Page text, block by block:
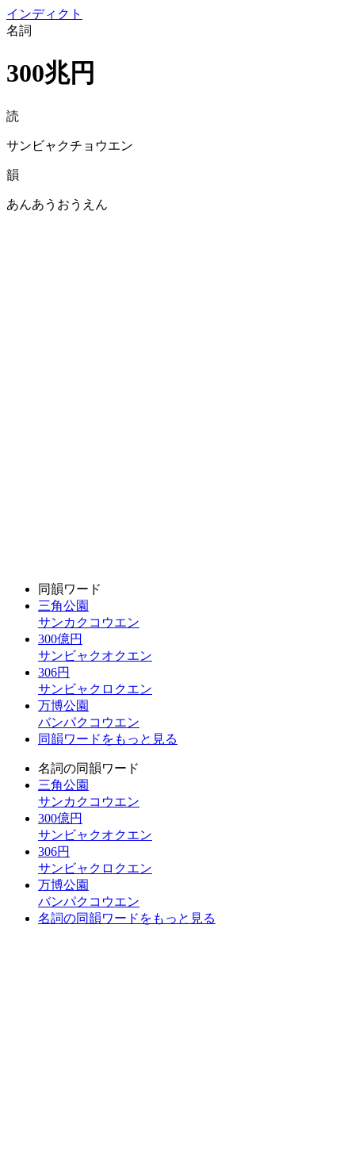
インディクト
名詞
300兆円
読
サンビャクチョウエン
韻
あんあうおうえん
同韻ワード
三角公園
サンカクコウエン
300億円
サンビャクオクエン
306円
サンビャクロクエン
万博公園
バンパクコウエン
同韻ワードをもっと見る
名詞の同韻ワード
三角公園
サンカクコウエン
300億円
サンビャクオクエン
306円
サンビャクロクエン
万博公園
バンパクコウエン
名詞の同韻ワードをもっと見る